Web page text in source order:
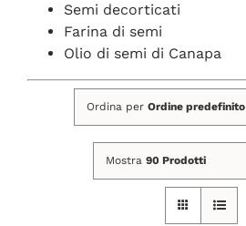
DELIVERY ROMA
RIVENDITORI
Semi decorticati
Farina di semi
Olio di semi di Canapa
Ordina per Ordine predefinito
Mostra 90 Prodotti